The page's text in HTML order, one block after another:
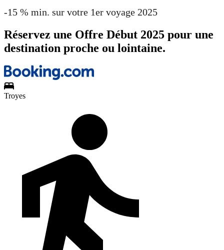
-15 % min. sur votre 1er voyage 2025
Réservez une Offre Début 2025 pour une
destination proche ou lointaine.
Troyes